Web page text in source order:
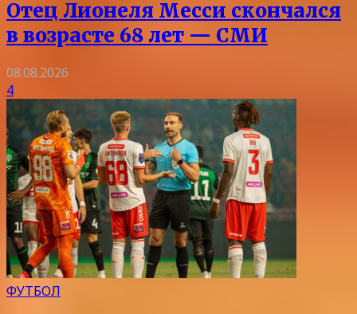
Отец Лионеля Месси скончался
в возрасте 68 лет — СМИ
08.08.2026
4
ФУТБОЛ